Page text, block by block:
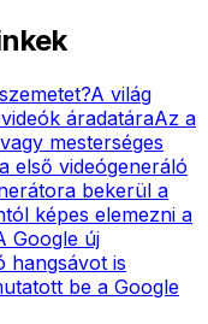
A világ
áradatáraAz a
mesterséges
első videógeneráló
bekerül a
képes elemezni a
Google új
hangsávot is
be a Google